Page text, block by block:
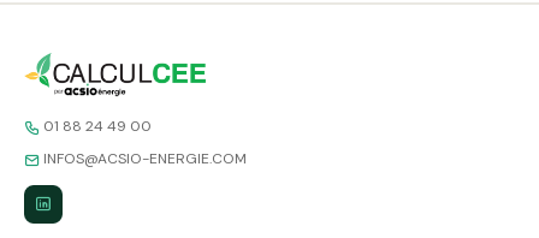
01 88 24 49 00
INFOS@ACSIO-ENERGIE.COM